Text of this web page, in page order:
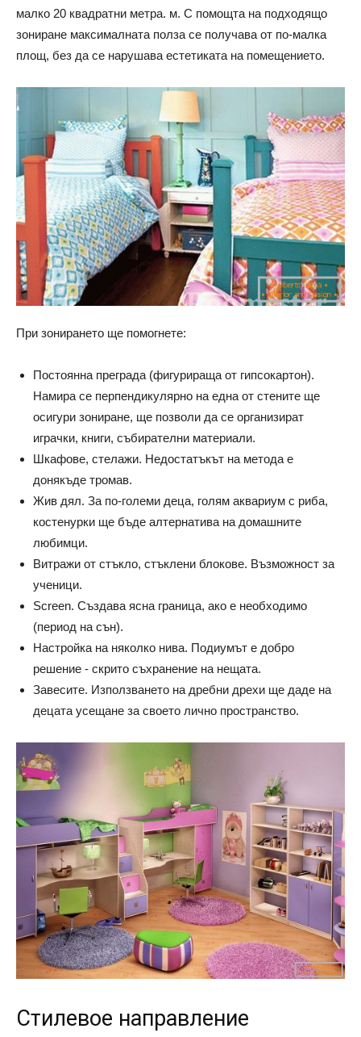
малко 20 квадратни метра. м. С помощта на подходящо
зониране максималната полза се получава от по-малка
площ, без да се нарушава естетиката на помещението.
При зонирането ще помогнете:
Постоянна преграда (фигурираща от гипсокартон).
Намира се перпендикулярно на една от стените ще
осигури зониране, ще позволи да се организират
играчки, книги, събирателни материали.
Шкафове, стелажи. Недостатъкът на метода е
донякъде тромав.
Жив дял. За по-големи деца, голям аквариум с риба,
костенурки ще бъде алтернатива на домашните
любимци.
Витражи от стъкло, стъклени блокове. Възможност за
ученици.
Screen. Създава ясна граница, ако е необходимо
(период на сън).
Настройка на няколко нива. Подиумът е добро
решение - скрито съхранение на нещата.
Завесите. Използването на дребни дрехи ще даде на
децата усещане за своето лично пространство.
Стилевое направление